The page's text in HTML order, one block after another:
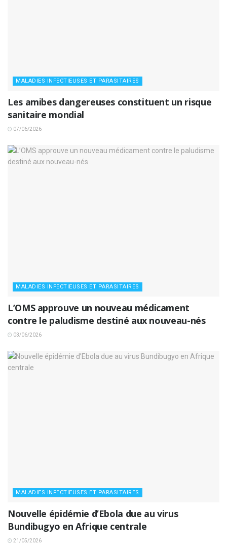
MALADIES INFECTIEUSES ET PARASITAIRES
Les amibes dangereuses constituent un risque
sanitaire mondial
07/06/2026
MALADIES INFECTIEUSES ET PARASITAIRES
L’OMS approuve un nouveau médicament
contre le paludisme destiné aux nouveau-nés
03/06/2026
MALADIES INFECTIEUSES ET PARASITAIRES
Nouvelle épidémie d’Ebola due au virus
Bundibugyo en Afrique centrale
21/05/2026